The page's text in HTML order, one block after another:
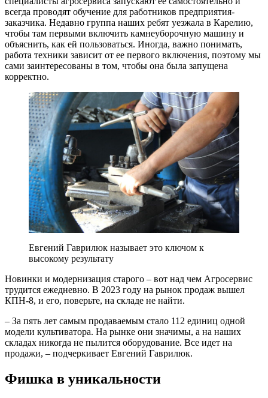
всегда проводят обучение для работников предприятия-
заказчика. Недавно группа наших ребят уезжала в Карелию,
чтобы там первыми включить камнеуборочную машину и
объяснить, как ей пользоваться. Иногда, важно понимать,
работа техники зависит от ее первого включения, поэтому мы
сами заинтересованы в том, чтобы она была запущена
корректно.
Евгений Гаврилюк называет это ключом к
высокому результату
Новинки и модернизация старого – вот над чем Агросервис
трудится ежедневно. В 2023 году на рынок продаж вышел
КПН-8, и его, поверьте, на складе не найти.
– За пять лет самым продаваемым стало 112 единиц одной
модели культиватора. На рынке они значимы, а на наших
складах никогда не пылится оборудование. Все идет на
продажи, – подчеркивает Евгений Гаврилюк.
Фишка в уникальности